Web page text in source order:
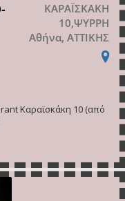
ΚΑΡΑΪΣΚΑΚΗ
10,ΨΥΡΡΗ
Αθήνα, ΑΤΤΙΚΗΣ
Καραϊσκάκη 10 (από